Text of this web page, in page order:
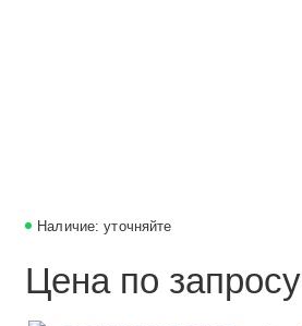
Наличие: уточняйте
Цена по запросу